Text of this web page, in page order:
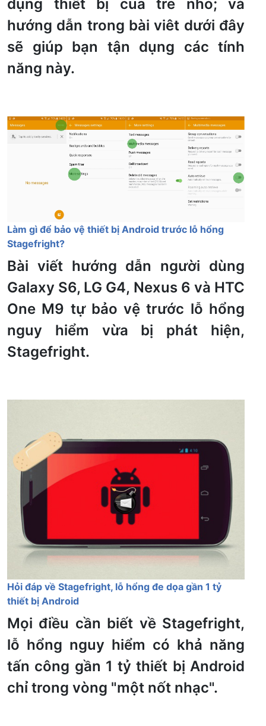
dụng thiết bị của trẻ nhỏ; và
hướng dẫn trong bài viêt dưới đây
sẽ giúp bạn tận dụng các tính
năng này.
Làm gì để bảo vệ thiết bị Android trước lỗ hổng
Stagefright?
Bài viết hướng dẫn người dùng
Galaxy S6, LG G4, Nexus 6 và HTC
One M9 tự bảo vệ trước lỗ hổng
nguy hiểm vừa bị phát hiện,
Stagefright.
Hỏi đáp về Stagefright, lỗ hổng đe dọa gần 1 tỷ
thiết bị Android
Mọi điều cần biết về Stagefright,
lỗ hổng nguy hiểm có khả năng
tấn công gần 1 tỷ thiết bị Android
chỉ trong vòng "một nốt nhạc".